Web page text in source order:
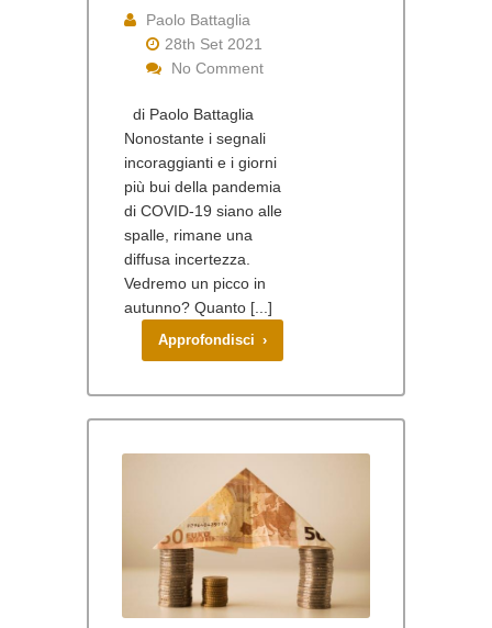
Paolo Battaglia
28th Set 2021
No Comment
di Paolo Battaglia
Nonostante i segnali
incoraggianti e i giorni
più bui della pandemia
di COVID-19 siano alle
spalle, rimane una
diffusa incertezza.
Vedremo un picco in
autunno? Quanto [...]
Approfondisci ›